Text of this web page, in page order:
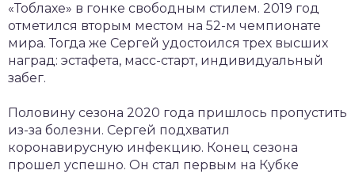
«Тоблахе» в гонке свободным стилем. 2019 год
отметился вторым местом на 52-м чемпионате
мира. Тогда же Сергей удостоился трех высших
наград: эстафета, масс-старт, индивидуальный
забег.
Половину сезона 2020 года пришлось пропустить
из-за болезни. Сергей подхватил
коронавирусную инфекцию. Конец сезона
прошел успешно. Он стал первым на Кубке